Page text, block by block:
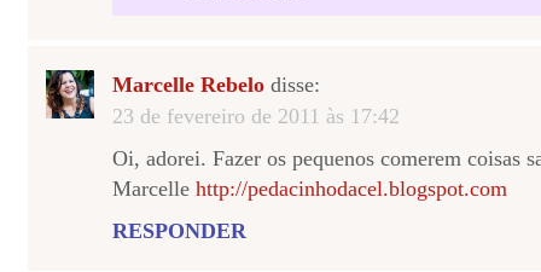
Marcelle Rebelo disse:
23 de fevereiro de 2011 às 17:42
Oi, adorei. Fazer os pequenos comerem coisas
Marcelle http://pedacinhodacel.blogspot.com
RESPONDER